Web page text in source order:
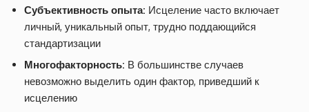
Субъективность опыта: Исцеление часто включает
личный, уникальный опыт, трудно поддающийся
стандартизации
Многофакторность: В большинстве случаев
невозможно выделить один фактор, приведший к
исцелению